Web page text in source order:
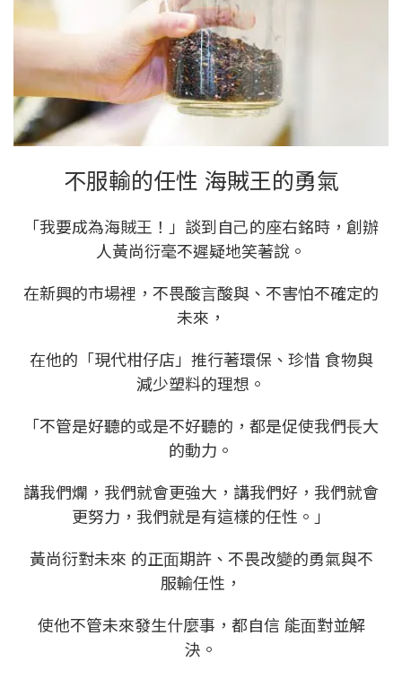
不服輸的任性 海賊王的勇氣
「我要成為海賊王！」談到⾃⼰的座右銘時，創辦
人黃尚衍毫不遲疑地笑著說。
在新興的市場裡，不畏酸⾔酸與、不害怕不確定的
未來，
在他的「現代柑仔店」推⾏著環保、珍惜 食物與
減少塑料的理想。
「不管是好聽的或是不好聽的，都是促使我們⻑⼤
的動⼒。
講我們爛，我們就會更強⼤，講我們好，我們就會
更努⼒，我們就是有這樣的任性。」
黃尚衍對未來 的正⾯期許、不畏改變的勇氣與不
服輸任性，
使他不管未來發⽣什麼事，都⾃信 能⾯對並解
決。